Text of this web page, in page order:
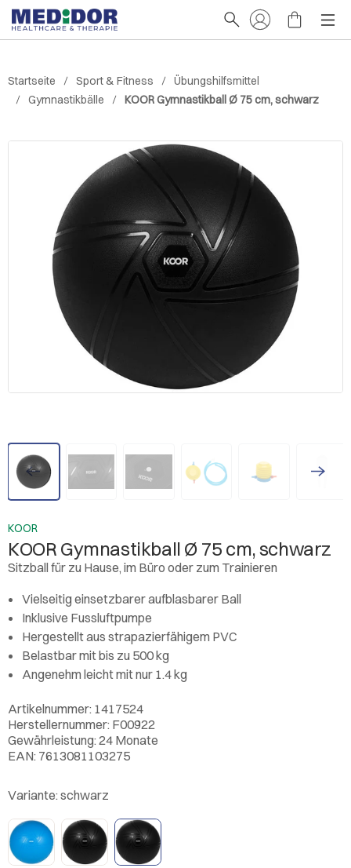
Startseite Sport & Fitness
Übungshilfsmittel
Gymnastikbälle
KOOR Gymnastikball Ø 75 cm, schwarz
KOOR
KOOR Gymnastikball Ø 75 cm, schwarz
Sitzball für zu Hause, im Büro oder zum Trainieren
Vielseitig einsetzbarer aufblasbarer Ball
Inklusive Fussluftpumpe
Hergestellt aus strapazierfähigem PVC
Belastbar mit bis zu 500 kg
Angenehm leicht mit nur 1.4 kg
Artikelnummer: 1417524
Herstellernummer: F00922
Gewährleistung: 24 Monate
EAN: 7613081103275
Variante: schwarz